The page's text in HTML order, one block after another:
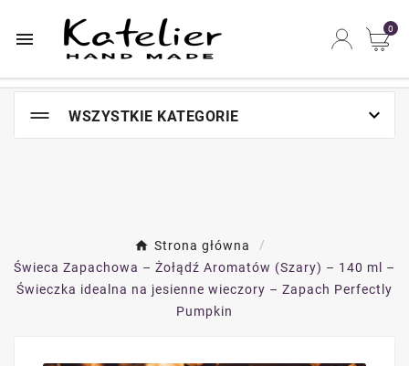
Najszybsze na świecie miejsce zakupów online
 0
WSZYSTKIE KATEGORIE 
Strona główna
Świeca Zapachowa – Żołądź Aromatów (Szary) – 140 ml –
Świeczka idealna na jesienne wieczory – Zapach Perfectly
Pumpkin